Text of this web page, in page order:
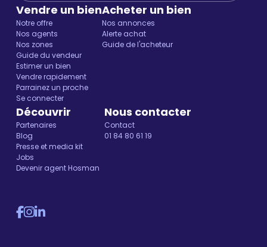
Vendre un bien
Notre offre
Nos agents
Nos zones
Guide du vendeur
Estimer un bien
Vendre rapidement
Parrainez un proche
Se connecter
Acheter un bien
Nos annonces
Alerte achat
Guide de l'acheteur
Découvrir
Partenaires
Blog
Presse et media kit
Jobs
Devenir agent Hosman
Nous contacter
Contact
01 84 80 61 19